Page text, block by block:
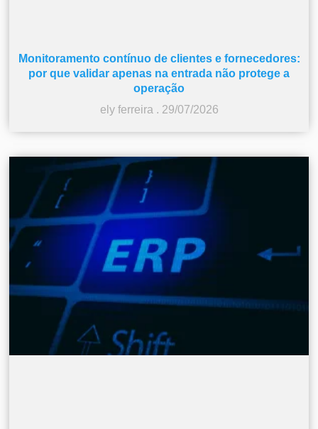
Monitoramento contínuo de clientes e fornecedores:
por que validar apenas na entrada não protege a
operação
ely ferreira
29/07/2026